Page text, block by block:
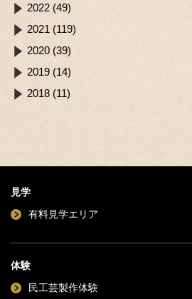
2022 (49)
2021 (119)
2020 (39)
2019 (14)
2018 (11)
見学
有料見学エリア
体験
民工芸製作体験